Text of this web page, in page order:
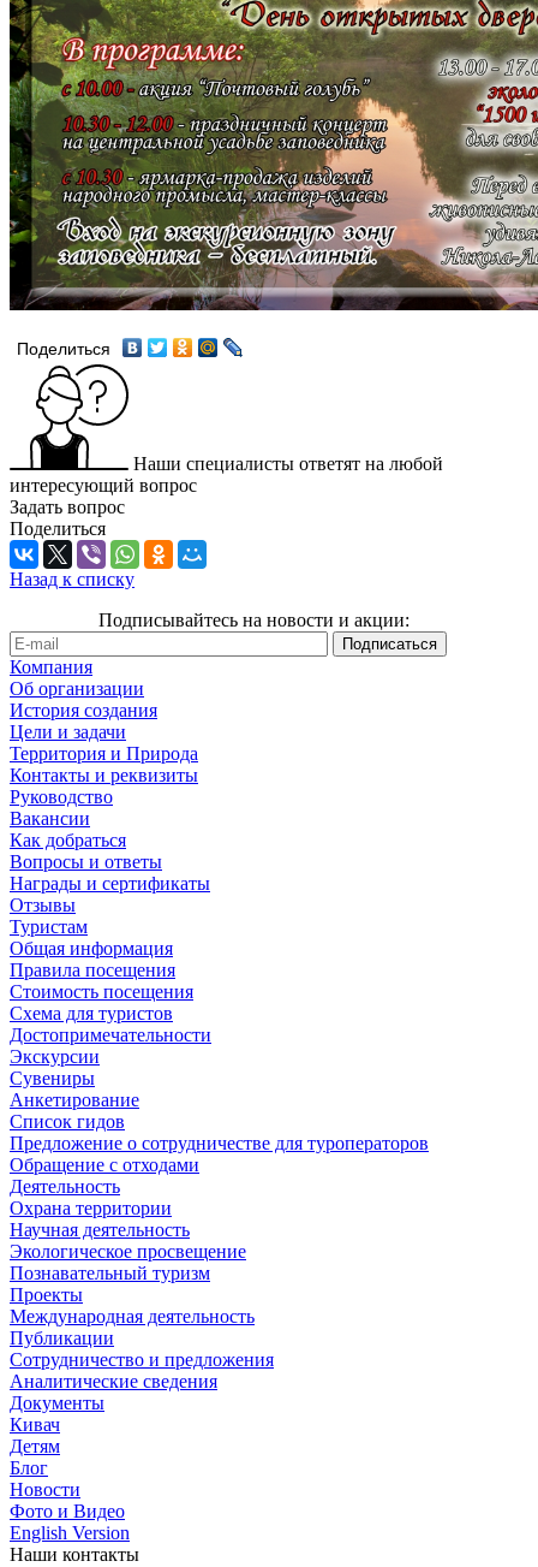
Поделиться
Наши специалисты ответят на любой
интересующий вопрос
Задать вопрос
Поделиться
Назад к списку
Подписывайтесь на новости и акции:
Компания
Об организации
История создания
Цели и задачи
Территория и Природа
Контакты и реквизиты
Руководство
Вакансии
Как добраться
Вопросы и ответы
Награды и сертификаты
Отзывы
Туристам
Общая информация
Правила посещения
Стоимость посещения
Схема для туристов
Достопримечательности
Экскурсии
Сувениры
Анкетирование
Список гидов
Предложение о сотрудничестве для туроператоров
Обращение с отходами
Деятельность
Охрана территории
Научная деятельность
Экологическое просвещение
Познавательный туризм
Проекты
Международная деятельность
Публикации
Сотрудничество и предложения
Аналитические сведения
Документы
Кивач
Детям
Блог
Новости
Фото и Видео
English Version
Наши контакты